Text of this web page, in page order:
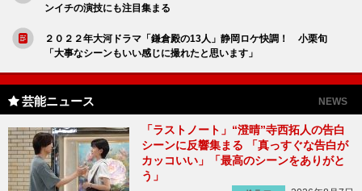
ンイチの演技にも注目集まる
２０２２年大河ドラマ「鎌倉殿の13人」静岡ロケ快調！ 小栗旬
「大事なシーンもいい感じに撮れたと思います」
芸能ニュース NEWS
「ラストノート」“澄晴”寺西拓人の告白
シーンに反響集まる 「真っすぐな告白が
カッコいい」「最高のシーンをありがと
う」